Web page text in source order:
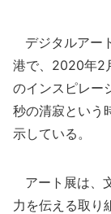
デジタルアー
港で、2020年2
のインスピレー
秒の清寂という
示している。
アート展は、
力を伝える取り